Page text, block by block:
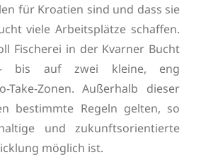
für Kroatien sind und dass sie
viele Arbeitsplätze schaffen.
Fischerei in der Kvarner Bucht
bis auf zwei kleine, eng
Take-Zonen. Außerhalb dieser
bestimmte Regeln gelten, so
und zukunftsorientierte
möglich ist.